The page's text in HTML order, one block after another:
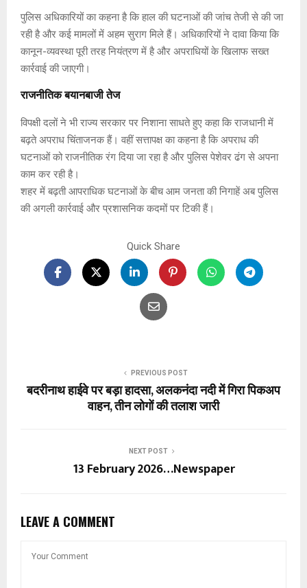
पुलिस अधिकारियों का कहना है कि हाल की घटनाओं की जांच तेजी से की जा
रही है और कई मामलों में अहम सुराग मिले हैं। अधिकारियों ने दावा किया कि
कानून-व्यवस्था पूरी तरह नियंत्रण में है और अपराधियों के खिलाफ सख्त
कार्रवाई की जाएगी।
राजनीतिक बयानबाजी तेज
विपक्षी दलों ने भी राज्य सरकार पर निशाना साधते हुए कहा कि राजधानी में
बढ़ते अपराध चिंताजनक हैं। वहीं सत्तापक्ष का कहना है कि अपराध की
घटनाओं को राजनीतिक रंग दिया जा रहा है और पुलिस पेशेवर ढंग से अपना
काम कर रही है।
शहर में बढ़ती आपराधिक घटनाओं के बीच आम जनता की निगाहें अब पुलिस
की अगली कार्रवाई और प्रशासनिक कदमों पर टिकी हैं।
Quick Share
PREVIOUS POST
बदरीनाथ हाईवे पर बड़ा हादसा, अलकनंदा नदी में गिरा पिकअप
वाहन, तीन लोगों की तलाश जारी
NEXT POST
13 February 2026…Newspaper
LEAVE A COMMENT